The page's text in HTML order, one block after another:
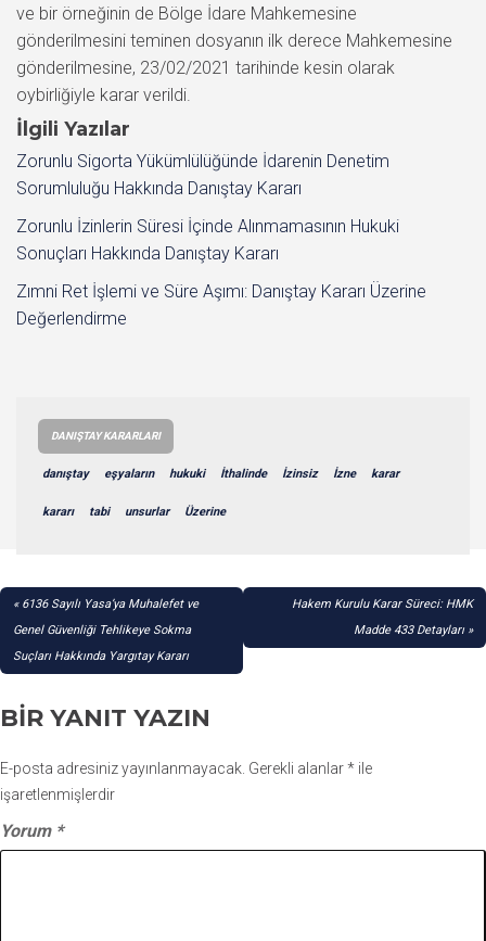
ve bir örneğinin de Bölge İdare Mahkemesine
gönderilmesini teminen dosyanın ilk derece Mahkemesine
gönderilmesine, 23/02/2021 tarihinde kesin olarak
oybirliğiyle karar verildi.
İlgili Yazılar
Zorunlu Sigorta Yükümlülüğünde İdarenin Denetim
Sorumluluğu Hakkında Danıştay Kararı
Zorunlu İzinlerin Süresi İçinde Alınmamasının Hukuki
Sonuçları Hakkında Danıştay Kararı
Zımni Ret İşlemi ve Süre Aşımı: Danıştay Kararı Üzerine
Değerlendirme
DANIŞTAY KARARLARI
danıştay eşyaların hukuki İthalinde İzinsiz İzne karar
kararı tabi unsurlar Üzerine
YAZI
GEZINMESI
6136 Sayılı Yasa’ya Muhalefet ve
Genel Güvenliği Tehlikeye Sokma
Suçları Hakkında Yargıtay Kararı
Hakem Kurulu Karar Süreci: HMK
Madde 433 Detayları
BIR YANIT YAZIN
E-posta adresiniz yayınlanmayacak. Gerekli alanlar* ile
işaretlenmişlerdir
Yorum *